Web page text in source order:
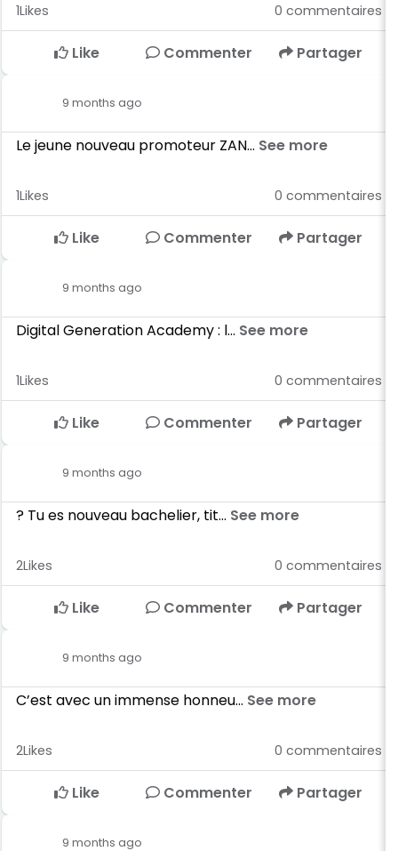
1Likes 0 commentaires
Like Commenter Partager
9 months ago
Le jeune nouveau promoteur ZAN... See more
1Likes 0 commentaires
Like Commenter Partager
9 months ago
Digital Generation Academy : l... See more
1Likes 0 commentaires
Like Commenter Partager
9 months ago
? Tu es nouveau bachelier, tit... See more
2Likes 0 commentaires
Like Commenter Partager
9 months ago
C’est avec un immense honneu... See more
2Likes 0 commentaires
Like Commenter Partager
9 months ago